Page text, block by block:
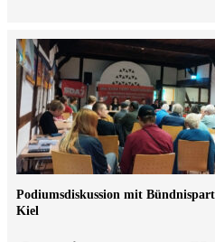
Podiumsdiskussion mit
Kiel